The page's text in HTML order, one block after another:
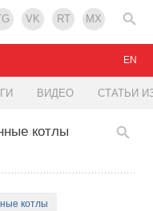
VK RT MX
ВИДЕО СТАТЬИ
EN
котлы
котлы